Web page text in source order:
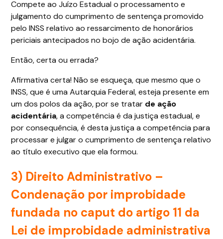
Compete ao Juízo Estadual o processamento e
julgamento do cumprimento de sentença promovido
pelo INSS relativo ao ressarcimento de honorários
periciais antecipados no bojo de ação acidentária.
Então, certa ou errada?
Afirmativa certa! Não se esqueça, que mesmo que o
INSS, que é uma Autarquia Federal, esteja presente em
um dos polos da ação, por se tratar de ação
acidentária, a competência é da justiça estadual, e
por consequência, é desta justiça a competência para
processar e julgar o cumprimento de sentença relativo
ao título executivo que ela formou.
3) Direito Administrativo –
Condenação por improbidade
fundada no caput do artigo 11 da
Lei de improbidade administrativa